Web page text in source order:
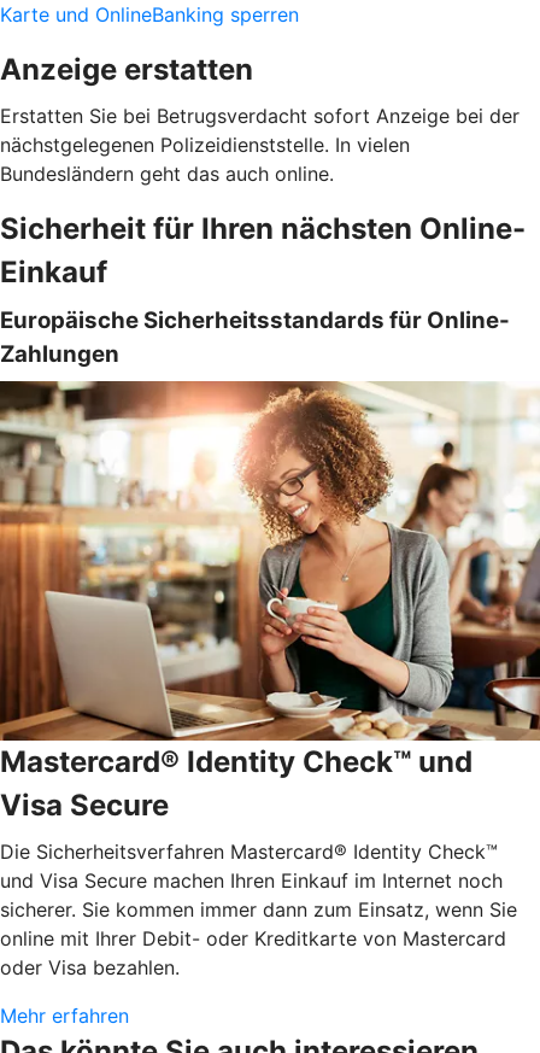
Karte und OnlineBanking sperren
Anzeige erstatten
Erstatten Sie bei Betrugsverdacht sofort Anzeige bei der
nächstgelegenen Polizeidienststelle. In vielen
Bundesländern geht das auch online.
Sicherheit für Ihren nächsten Online-
Einkauf
Europäische Sicherheitsstandards für Online-
Zahlungen
Mastercard® Identity Check™ und
Visa Secure
Die Sicherheitsverfahren Mastercard® Identity Check™
und Visa Secure machen Ihren Einkauf im Internet noch
sicherer. Sie kommen immer dann zum Einsatz, wenn Sie
online mit Ihrer Debit- oder Kreditkarte von Mastercard
oder Visa bezahlen.
Mehr erfahren